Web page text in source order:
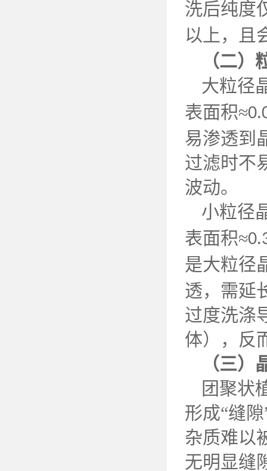
洗后纯度
以上，且
（二
大粒径
表面积≈
易渗透到
过滤时不
波动。
小粒径
表面积≈
是大粒径
透，需延
过度洗涤
体），反
（三
团聚状
形成“缝
杂质难以
无明显缝